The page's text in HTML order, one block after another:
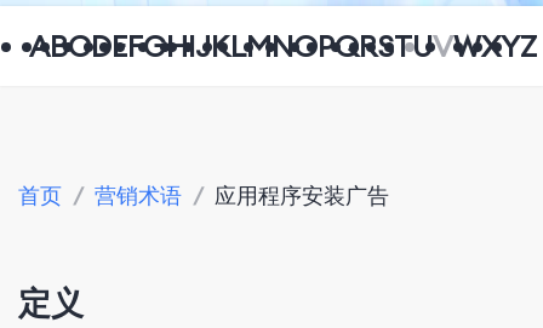
ABCDEFGHIJKLMNOPQRSTUVWXYZ
首页 / 营销术语 / 应用程序安装广告
定义